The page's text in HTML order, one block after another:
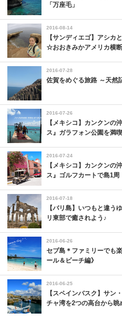
「万座毛」
2016-08-14
【サンディエゴ】アシカ
☆おおきみかアメリカ横
2016-07-28
佐賀をめぐる旅路 ～天然
2016-07-26
【メキシコ】カンクンの
ス』ガラフォン公園を満喫
2016-07-24
【メキシコ】カンクンの
ス』ゴルフカートで島1周
2016-07-18
【バリ島】いつもと違う
リ東部で癒されよう♪
2016-06-26
セブ島＊ファミリーでも
ール＆ビーチ編》
2016-06-25
【スペインバスク】サン
チャ湾を2つの高台から眺